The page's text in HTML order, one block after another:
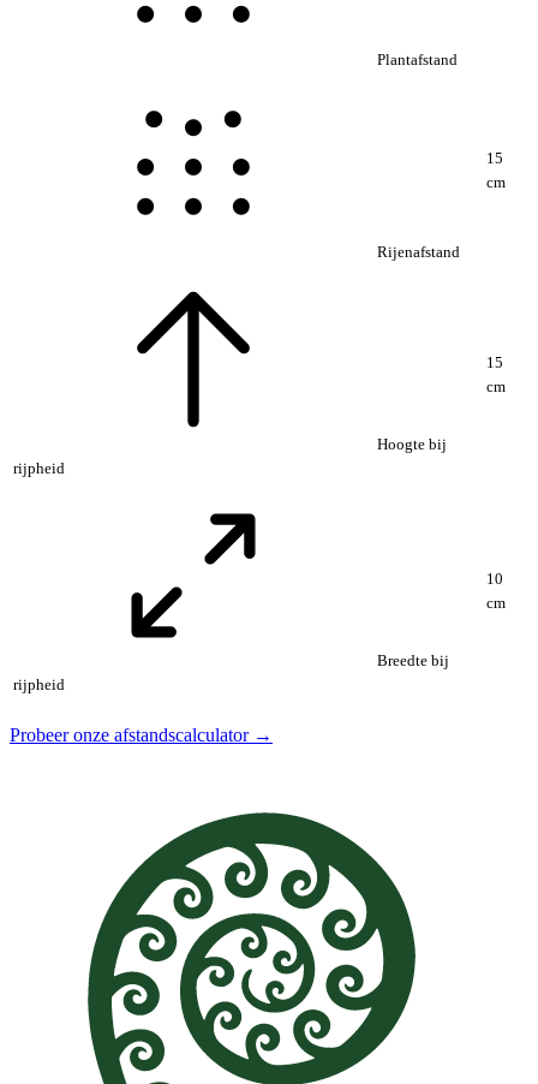
Plantafstand
Rijenafstand
15
cm
Hoogte bij
rijpheid
15
cm
Breedte bij
rijpheid
10
cm
Probeer onze afstandscalculator →